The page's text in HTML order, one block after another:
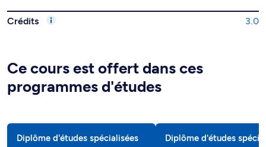
Crédits 3.0
Ce cours est offert dans ces
programmes d'études
Diplôme d'études spécialisées Diplôme d'études